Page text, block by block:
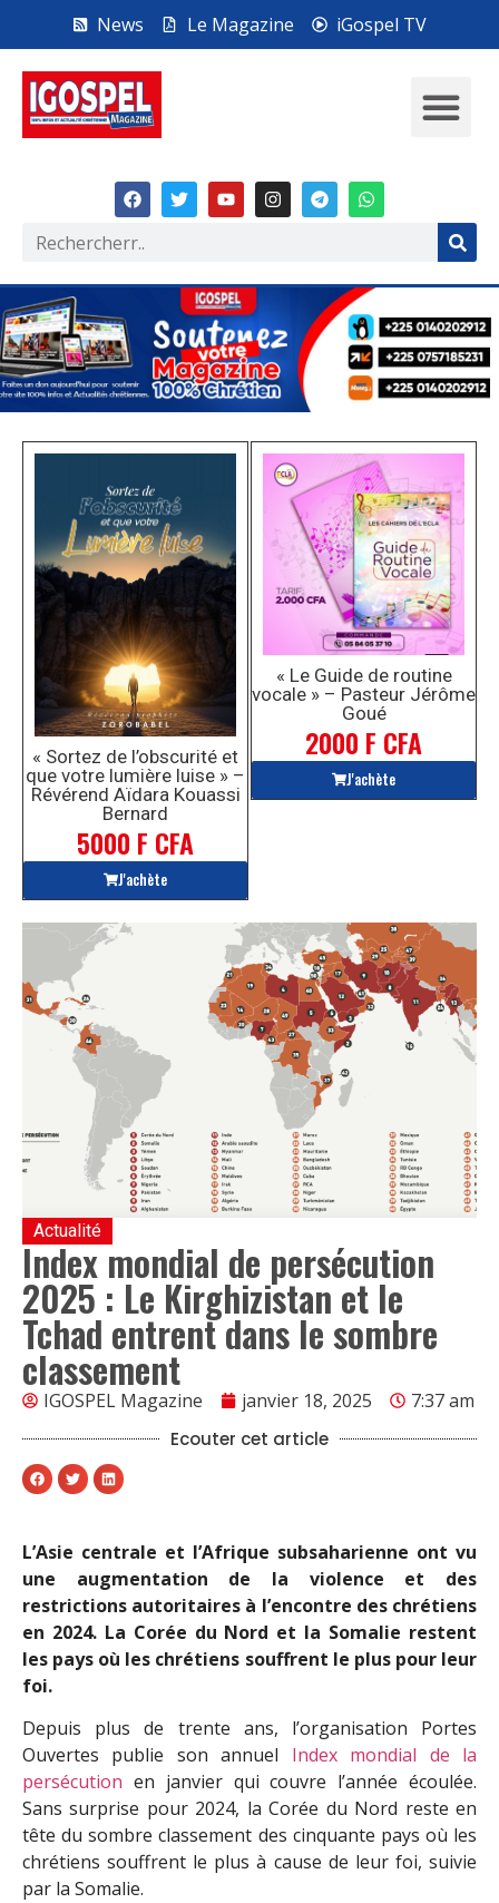
News Le Magazine iGospel TV
« Sortez de l’obscurité et
que votre lumière luise » –
Révérend Aïdara Kouassi
Bernard
5000 F CFA
J'achète
« Le Guide de routine
vocale » – Pasteur Jérôme
Goué
2000 F CFA
J'achète
Actualité
Index mondial de persécution
2025 : Le Kirghizistan et le
Tchad entrent dans le sombre
classement
IGOSPEL Magazine janvier 18, 2025 7:37 am
Ecouter cet article
L’Asie centrale et l’Afrique subsaharienne ont vu
une augmentation de la violence et des
restrictions autoritaires à l’encontre des chrétiens
en 2024. La Corée du Nord et la Somalie restent
les pays où les chrétiens souffrent le plus pour leur
foi.
Depuis plus de trente ans, l’organisation Portes
Ouvertes publie son annuel Index mondial de la
persécution en janvier qui couvre l’année écoulée.
Sans surprise pour 2024, la Corée du Nord reste en
tête du sombre classement des cinquante pays où les
chrétiens souffrent le plus à cause de leur foi, suivie
par la Somalie.